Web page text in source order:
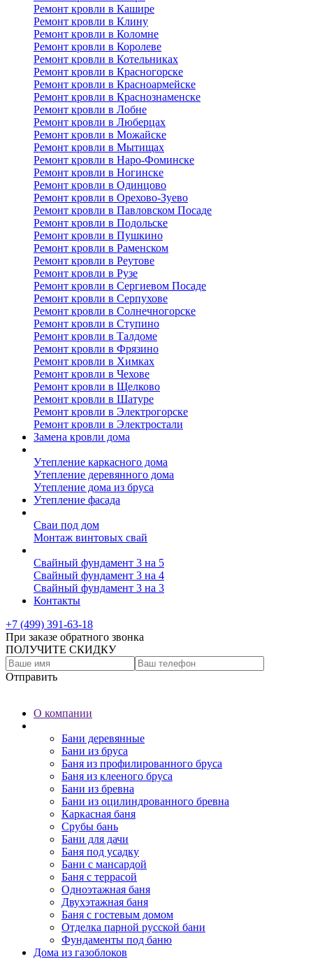
Ремонт кровли в Кашире
Ремонт кровли в Клину
Ремонт кровли в Коломне
Ремонт кровли в Королеве
Ремонт кровли в Котельниках
Ремонт кровли в Красногорске
Ремонт кровли в Красноармейске
Ремонт кровли в Краснознаменске
Ремонт кровли в Лобне
Ремонт кровли в Люберцах
Ремонт кровли в Можайске
Ремонт кровли в Мытищах
Ремонт кровли в Наро-Фоминске
Ремонт кровли в Ногинске
Ремонт кровли в Одинцово
Ремонт кровли в Орехово-Зуево
Ремонт кровли в Павловском Посаде
Ремонт кровли в Подольске
Ремонт кровли в Пушкино
Ремонт кровли в Раменском
Ремонт кровли в Реутове
Ремонт кровли в Рузе
Ремонт кровли в Сергиевом Посаде
Ремонт кровли в Серпухове
Ремонт кровли в Солнечногорске
Ремонт кровли в Ступино
Ремонт кровли в Талдоме
Ремонт кровли в Фрязино
Ремонт кровли в Химках
Ремонт кровли в Чехове
Ремонт кровли в Щелково
Ремонт кровли в Шатуре
Ремонт кровли в Электрогорске
Ремонт кровли в Электростали
Замена кровли дома
Утепление каркасного дома
Утепление деревянного дома
Утепление дома из бруса
Утепление фасада
Сваи под дом
Монтаж винтовых свай
Свайный фундамент 3 на 5
Свайный фундамент 3 на 4
Свайный фундамент 3 на 3
Контакты
+7 (499) 391-63-18
При заказе обратного звонка
ПОЛУЧИТЕ СКИДКУ
Отправить
О компании
Бани деревянные
Бани из бруса
Баня из профилированного бруса
Баня из клееного бруса
Бани из бревна
Бани из оцилиндрованного бревна
Каркасная баня
Срубы бань
Бани для дачи
Баня под усадку
Бани с мансардой
Баня с террасой
Одноэтажная баня
Двухэтажная баня
Баня с гостевым домом
Отделка парной русской бани
Фундаменты под баню
Дома из газоблоков